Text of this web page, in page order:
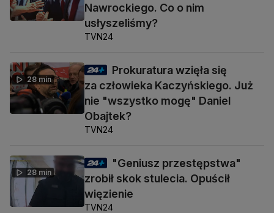
Nawrockiego. Co o nim
usłyszeliśmy?
TVN24
28 min
Prokuratura wzięła się
za człowieka Kaczyńskiego. Już
nie "wszystko mogę" Daniel
Obajtek?
TVN24
28 min
"Geniusz przestępstwa"
zrobił skok stulecia. Opuścił
więzienie
TVN24